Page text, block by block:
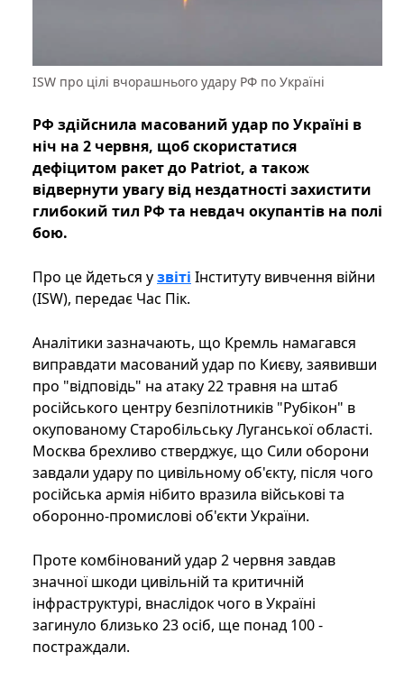
ISW про цілі вчорашнього удару РФ по Україні
РФ здійснила масований удар по Україні в
ніч на 2 червня, щоб скористатися
дефіцитом ракет до Patriot, а також
відвернути увагу від нездатності захистити
глибокий тил РФ та невдач окупантів на полі
бою.
Про це йдеться узвіті Інституту вивчення війни
(ISW), передає Час Пік.
Аналітики зазначають, що Кремль намагався
виправдати масований удар по Києву, заявивши
про "відповідь" на атаку 22 травня на штаб
російського центру безпілотників "Рубікон" в
окупованому Старобільську Луганської області.
Москва брехливо стверджує, що Сили оборони
завдали удару по цивільному об'єкту, після чого
російська армія нібито вразила військові та
оборонно-промислові об'єкти України.
Проте комбінований удар 2 червня завдав
значної шкоди цивільній та критичній
інфраструктурі, внаслідок чого в Україні
загинуло близько 23 осіб, ще понад 100 -
постраждали.